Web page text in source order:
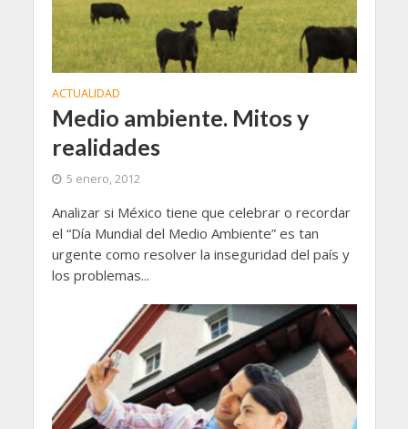
ACTUALIDAD
Medio ambiente. Mitos y
realidades
5 enero, 2012
Analizar si México tiene que celebrar o recordar
el “Día Mundial del Medio Ambiente” es tan
urgente como resolver la inseguridad del país y
los problemas...